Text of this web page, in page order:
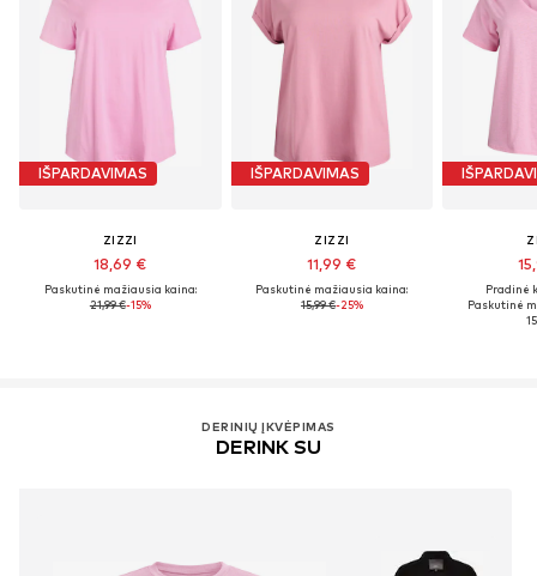
IŠPARDAVIMAS
ZIZZI
18,69 €
Paskutinė mažiausia kaina:
21,99 €-15%
IŠPARDAVIMAS
ZIZZI
11,99 €
Paskutinė mažiausia kaina:
15,99 €-25%
Pradinė
Paskutinė
DERINIŲ ĮKVĖPIMAS
DERINK SU